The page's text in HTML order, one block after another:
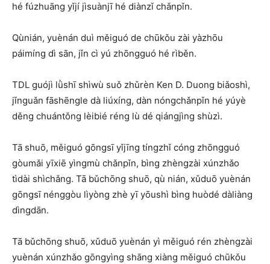
hé fúzhuāng yǐjí jìsuànjī hé diànzǐ chǎnpǐn.
Qùnián, yuènán duì měiguó de chūkǒu zài yàzhōu
páimíng dì sān, jǐn cì yú zhōngguó hé rìběn.
TDL guójì lǜshī shìwù suǒ zhǔrèn Ken D. Duong biǎoshì,
jǐnguǎn fāshēngle dà liúxíng, dàn nóngchǎnpǐn hé yúyè
děng chuántǒng lèibié réng lù dé qiángjìng shùzì.
Tā shuō, měiguó gōngsī yǐjīng tíngzhǐ cóng zhōngguó
gòumǎi yīxiē yìngmù chǎnpǐn, bìng zhèngzài xúnzhǎo
tìdài shìchǎng. Tā bǔchōng shuō, qù nián, xǔduō yuènán
gōngsī nénggòu lìyòng zhè yī yōushì bìng huòdé dàliàng
dìngdān.
Tā bǔchōng shuō, xǔduō yuènán yì měiguó rén zhèngzài
yuènán xúnzhǎo gōngyìng shāng xiàng měiguó chūkǒu